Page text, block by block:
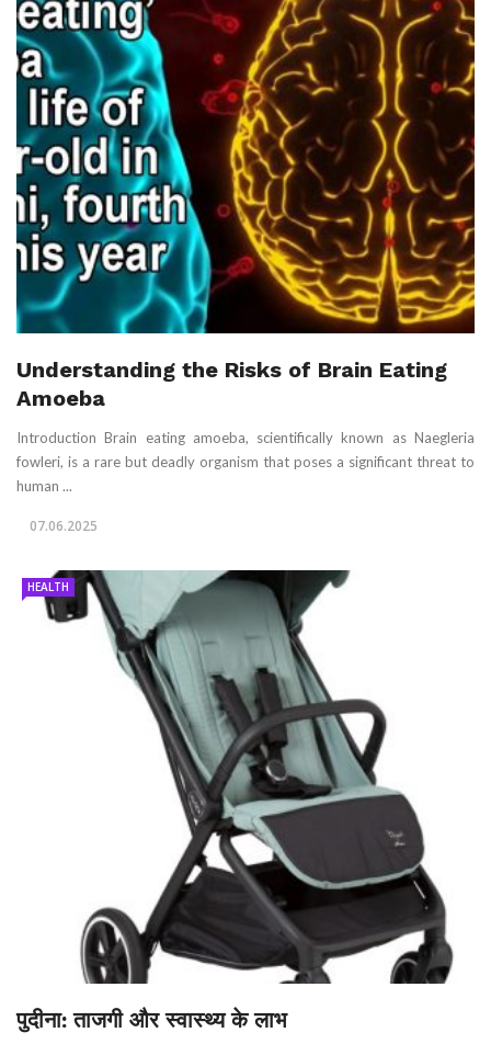
Understanding the Risks of Brain Eating
Amoeba
Introduction Brain eating amoeba, scientifically known as Naegleria
fowleri, is a rare but deadly organism that poses a significant threat to
human ...
07.06.2025
HEALTH
पुदीना: ताजगी और स्वास्थ्य के लाभ